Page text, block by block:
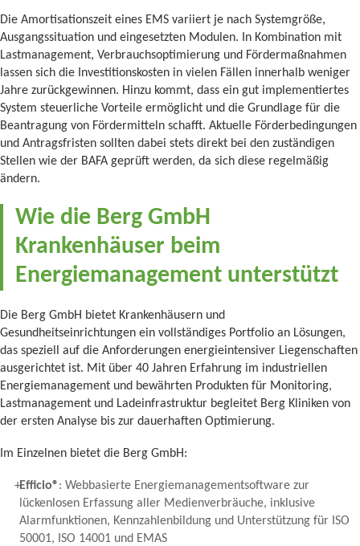
Die Amortisationszeit eines EMS variiert je nach Systemgröße,
Ausgangssituation und eingesetzten Modulen. In Kombination mit
Lastmanagement, Verbrauchsoptimierung und Fördermaßnahmen
lassen sich die Investitionskosten in vielen Fällen innerhalb weniger
Jahre zurückgewinnen. Hinzu kommt, dass ein gut implementiertes
System steuerliche Vorteile ermöglicht und die Grundlage für die
Beantragung von Fördermitteln schafft. Aktuelle Förderbedingungen
und Antragsfristen sollten dabei stets direkt bei den zuständigen
Stellen wie der BAFA geprüft werden, da sich diese regelmäßig
ändern.
Wie die Berg GmbH
Krankenhäuser beim
Energiemanagement unterstützt
Die Berg GmbH bietet Krankenhäusern und
Gesundheitseinrichtungen ein vollständiges Portfolio an Lösungen,
das speziell auf die Anforderungen energieintensiver Liegenschaften
ausgerichtet ist. Mit über 40 Jahren Erfahrung im industriellen
Energiemanagement und bewährten Produkten für Monitoring,
Lastmanagement und Ladeinfrastruktur begleitet Berg Kliniken von
der ersten Analyse bis zur dauerhaften Optimierung.
Im Einzelnen bietet die Berg GmbH:
Efficio®: Webbasierte Energiemanagementsoftware zur
lückenlosen Erfassung aller Medienverbräuche, inklusive
Alarmfunktionen, Kennzahlenbildung und Unterstützung für ISO
50001, ISO 14001 und EMAS